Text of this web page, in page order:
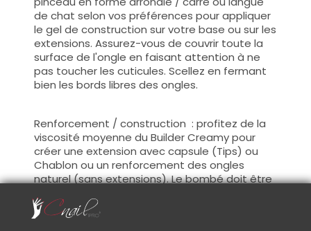
de chat selon vos préférences pour appliquer
le gel de construction sur votre base ou sur les
extensions. Assurez-vous de couvrir toute la
surface de l'ongle en faisant attention à ne
pas toucher les cuticules. Scellez en fermant
bien les bords libres des ongles.
Renforcement / construction : profitez de la
viscosité moyenne du Builder Creamy pour
créer une extension avec capsule (Tips) ou
Chablon ou un renforcement des ongles
naturel (sans extensions). Le bombé doit être
des ongles.(zone de stress)